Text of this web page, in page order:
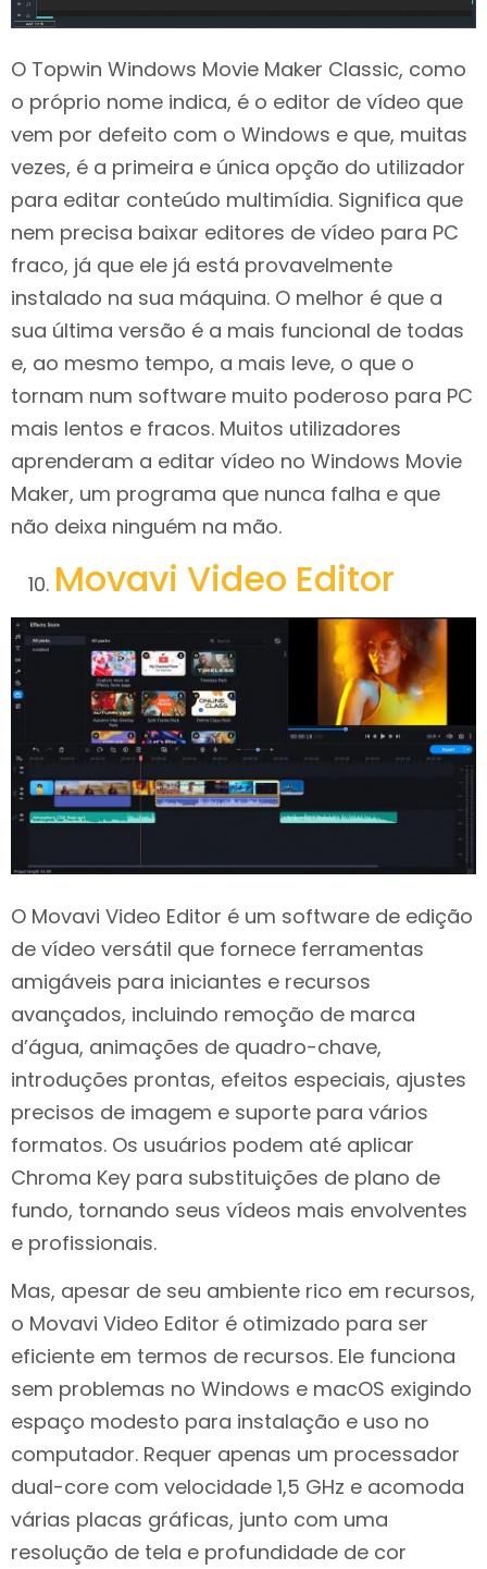
O Topwin Windows Movie Maker Classic, como
o próprio nome indica, é o editor de vídeo que
vem por defeito com o Windows e que, muitas
vezes, é a primeira e única opção do utilizador
para editar conteúdo multimídia. Significa que
nem precisa baixar editores de vídeo para PC
fraco, já que ele já está provavelmente
instalado na sua máquina. O melhor é que a
sua última versão é a mais funcional de todas
e, ao mesmo tempo, a mais leve, o que o
tornam num software muito poderoso para PC
mais lentos e fracos. Muitos utilizadores
aprenderam a editar vídeo no Windows Movie
Maker, um programa que nunca falha e que
não deixa ninguém na mão.
Movavi Video Editor
O Movavi Video Editor é um software de edição
de vídeo versátil que fornece ferramentas
amigáveis para iniciantes e recursos
avançados, incluindo remoção de marca
d’água, animações de quadro-chave,
introduções prontas, efeitos especiais, ajustes
precisos de imagem e suporte para vários
formatos. Os usuários podem até aplicar
Chroma Key para substituições de plano de
fundo, tornando seus vídeos mais envolventes
e profissionais.
Mas, apesar de seu ambiente rico em recursos,
o Movavi Video Editor é otimizado para ser
eficiente em termos de recursos. Ele funciona
sem problemas no Windows e macOS exigindo
espaço modesto para instalação e uso no
computador. Requer apenas um processador
dual-core com velocidade 1,5 GHz e acomoda
várias placas gráficas, junto com uma
resolução de tela e profundidade de cor